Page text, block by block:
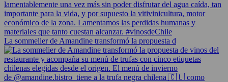
La sommelier de Amandine transformó la propuesta d